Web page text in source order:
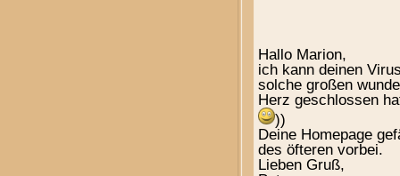
Hallo Marion,
ich kann deinen
solche großen
Herz geschlossen
))
Deine Homepage
des öfteren vorbei.
Lieben Gruß,